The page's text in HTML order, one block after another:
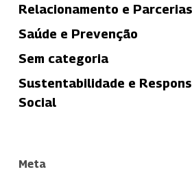
Relacionamento e Parcerias
Saúde e Prevenção
Sem categoria
Sustentabilidade e
Social
Meta